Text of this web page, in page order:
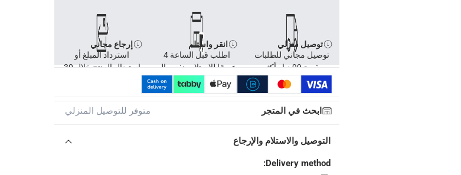
توصيل منزلي
توصيل مجاني للطلبات
بقيمة 99 د.إ وأكثر
انقر واستلم
اطلب قبل الساعة 4
عصرًا للاستلام بنفس ال
إرجاع مجاني
استرداد المبلغ أو
استبدال المنتج خلال 30
ابحث في المتجر متوفر للتوصيل المنزلي
التوصيل والاستلام والإرجاع
Delivery method: